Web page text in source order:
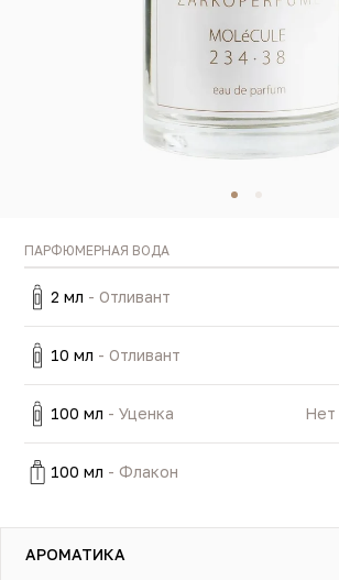
ПАРФЮМЕРНАЯ ВОДА
2 мл - Отливант
10 мл - Отливант
100 мл - Уценка Нет
100 мл - Флакон
АРОМАТИКА